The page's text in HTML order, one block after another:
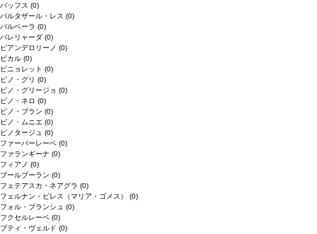
バッフス (0)
バルタザール・レス (0)
バルベーラ (0)
パレリャーダ (0)
ピアンデロリーノ (0)
ビカル (0)
ピニョレット (0)
ピノ・グリ (0)
ピノ・グリージョ (0)
ピノ・ネロ (0)
ピノ・ブラン (0)
ピノ・ムニエ (0)
ピノタージュ (0)
ファーバーレーベ (0)
ファランギーナ (0)
フィアノ (0)
ブールブーラン (0)
フェテアスカ・ネアグラ (0)
フェルナン・ピレス（マリア・ゴメス） (0)
フォル・ブランシュ (0)
フクセルレーベ (0)
プティ・ヴェルド (0)